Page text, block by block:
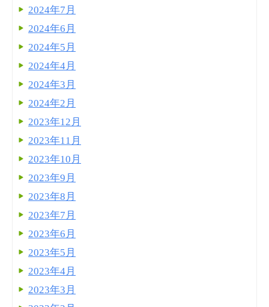
2024年7月
2024年6月
2024年5月
2024年4月
2024年3月
2024年2月
2023年12月
2023年11月
2023年10月
2023年9月
2023年8月
2023年7月
2023年6月
2023年5月
2023年4月
2023年3月